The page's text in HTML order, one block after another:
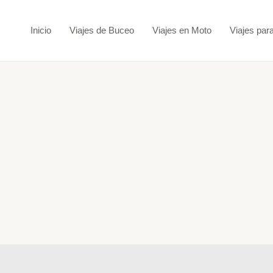
Inicio Viajes de Buceo Viajes en Moto Viajes